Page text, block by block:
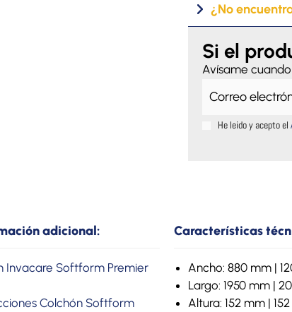
¿No
Si el
Avísame
He leido y acepto el
adicional:
Invacare Softform Premier
Colchón Softform
Características
Ancho: 880 mm |
Largo: 1950 mm |
Altura: 152 mm |